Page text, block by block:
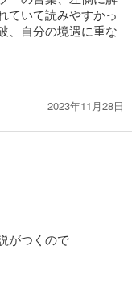
ていて読みやすかっ
、自分の境遇に重な
がした。なので高
本は必ず持ってい
2023年11月28日
がつくので